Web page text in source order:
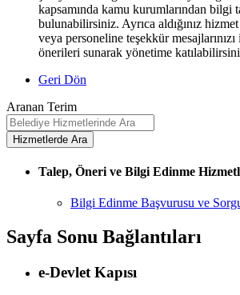
kapsamında kamu kurumlarından bilgi
bulunabilirsiniz. Ayrıca aldığınız
veya personeline teşekkür
önerileri sunarak yönetime
Geri Dön
Aranan Terim
Talep, Öneri ve Bilgi Edinme
Bilgi Edinme Başvurusu ve
Sayfa Sonu Bağlantıları
e-Devlet Kapısı